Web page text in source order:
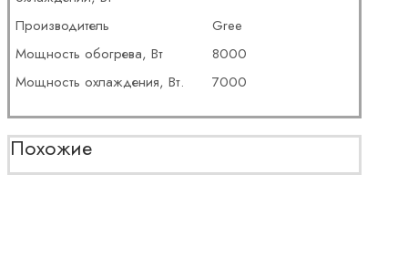
Производитель
Gree
Мощность обогрева, Вт
8000
Мощность охлаждения, Вт.
7000
Похожие